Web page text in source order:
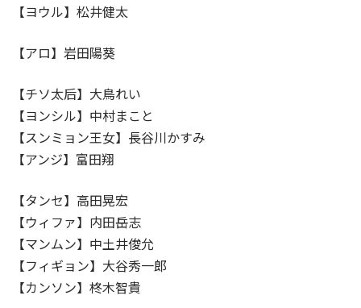
【ヨウル】松井健太
【アロ】岩田陽葵
【チソ太后】大鳥れい
【ヨンシル】中村まこと
【スンミョン王女】長谷川かすみ
【アンジ】富田翔
【タンセ】高田晃宏
【ウィファ】内田岳志
【マンムン】中土井俊允
【フィギョン】大谷秀一郎
【カンソン】柊木智貴